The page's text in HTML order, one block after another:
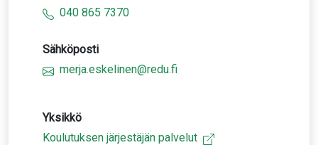
040 865 7370
Sähköposti
merja.eskelinen@redu.fi
Yksikkö
Koulutuksen järjestäjän palvelut